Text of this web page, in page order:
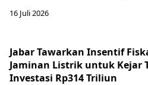
16 Juli 2026
Jabar Tawarkan Insentif
Jaminan Listrik untuk Kejar
Investasi Rp314 Triliun